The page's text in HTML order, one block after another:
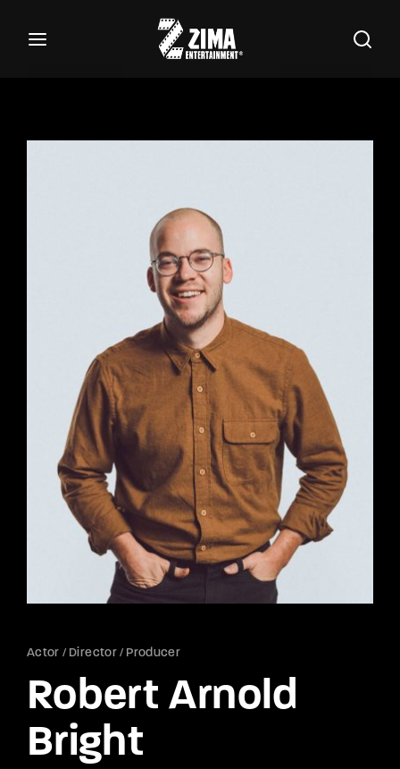
Actor Director Producer
Robert Arnold
Bright
SIGN IN
Remember Me
Lost Your Password?
By signing in, you agree to our terms and
conditions and ourprivacy policy.